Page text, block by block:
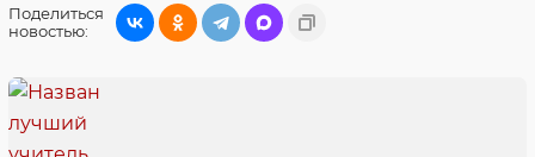
Поделиться
новостью: